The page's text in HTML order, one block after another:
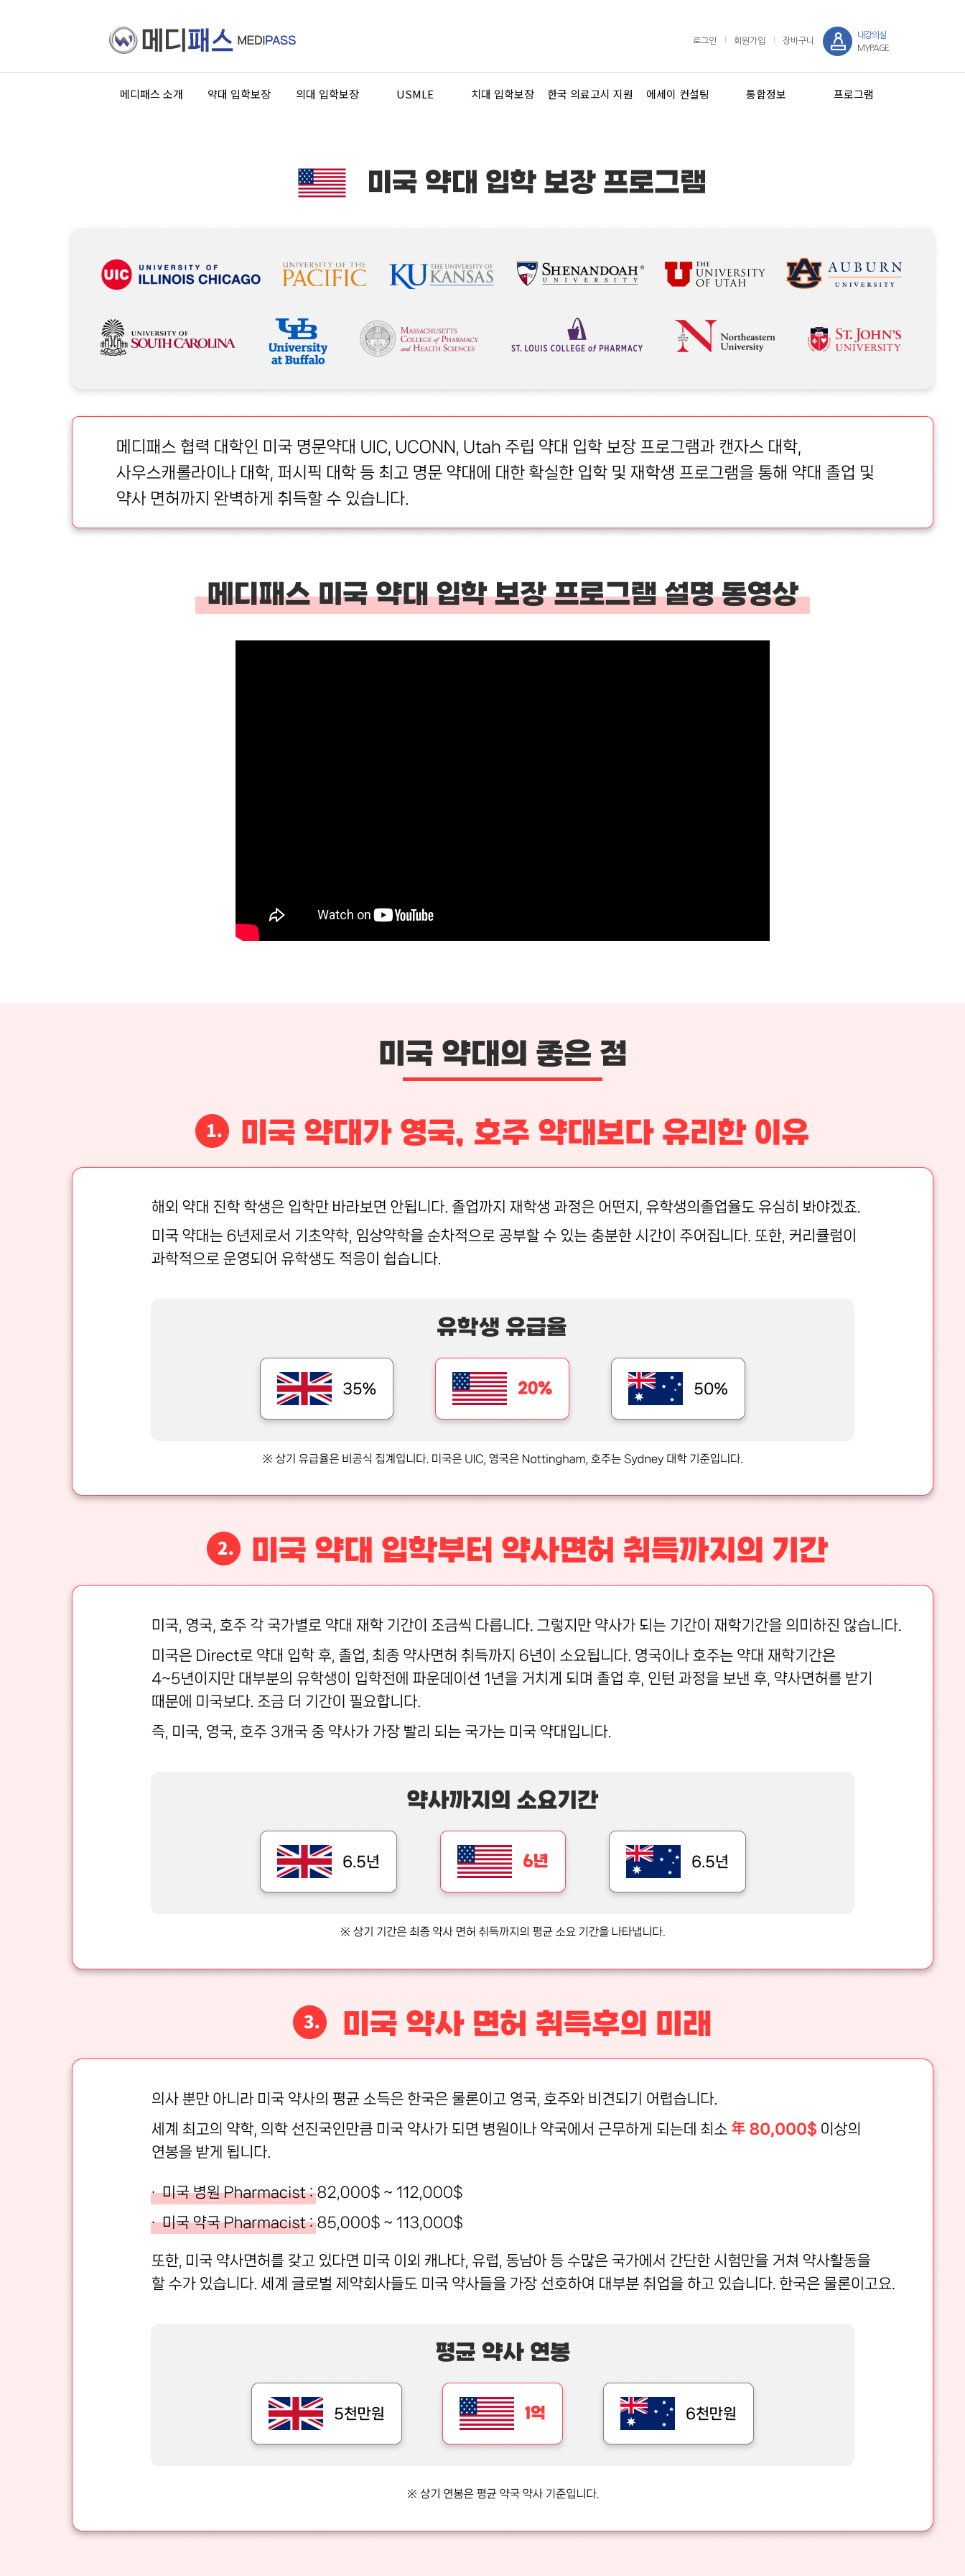
로그인 회원가입 장바구니
내강의실
MYPAGE
메디패스 소개 약대 입학보장 의대 입학보장 USMLE 치대 입학보장 한국 의료고시 지원 에세이 컨설팅 통합정보 프로그램